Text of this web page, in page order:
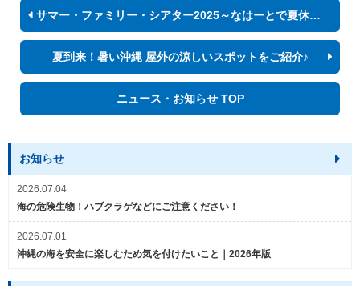
サマー・ファミリー・シアター2025～なはーとで夏休み～
夏到来！暑い沖縄 屋外の涼しいスポットをご紹介♪
ニュース・お知らせ TOP
お知らせ
2026.07.04
海の危険生物！ハブクラゲなどにご注意ください！
2026.07.01
沖縄の海を安全に楽しむため気を付けたいこと｜2026年版